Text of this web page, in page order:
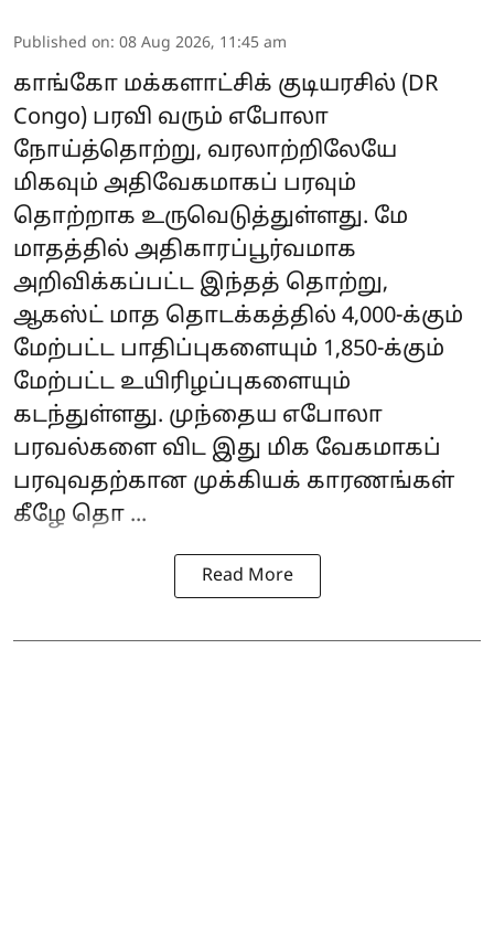
Published on: 08 Aug 2026, 11:45 am
காங்கோ மக்களாட்சிக் குடியரசில் (DR
Congo) பரவி வரும் எபோலா
நோய்த்தொற்று, வரலாற்றிலேயே
மிகவும் அதிவேகமாகப் பரவும்
தொற்றாக உருவெடுத்துள்ளது. மே
மாதத்தில் அதிகாரப்பூர்வமாக
அறிவிக்கப்பட்ட இந்தத் தொற்று,
ஆகஸ்ட் மாத தொடக்கத்தில் 4,000-க்கும்
மேற்பட்ட பாதிப்புகளையும் 1,850-க்கும்
மேற்பட்ட உயிரிழப்புகளையும்
கடந்துள்ளது. முந்தைய எபோலா
பரவல்களை விட இது மிக வேகமாகப்
பரவுவதற்கான முக்கியக் காரணங்கள்
கீழே தொ ...
Read More